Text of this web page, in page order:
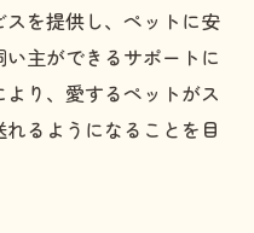
を提供し、ペットに安
主ができるサポートに
り、愛するペットがス
るようになることを目